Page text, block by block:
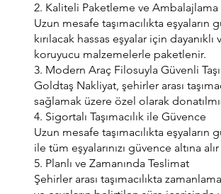
2. Kaliteli Paketleme ve Ambalajlama
Uzun mesafe taşımacılıkta
kırılacak hassas eşyalar için
koruyucu malzemelerle paketlenir.
3. Modern Araç Filosuyla Güvenli
Goldtaş Nakliyat, şehirler arası
sağlamak üzere özel olarak
4. Sigortalı Taşımacılık ile Güvence
Uzun mesafe taşımacılıkta
ile tüm eşyalarınızı güvence altına
5. Planlı ve Zamanında Teslimat
Şehirler arası taşımacılıkta